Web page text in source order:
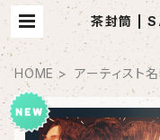
茶封筒 |
HOME アーティスト